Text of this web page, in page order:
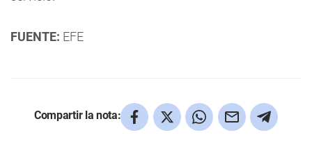
FUENTE: EFE
Compartir la nota: